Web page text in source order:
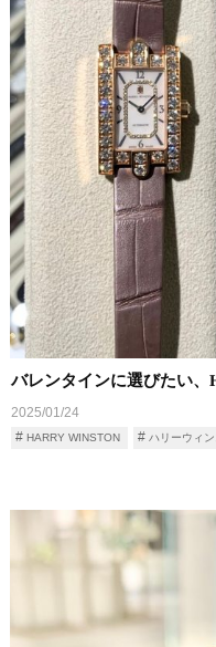
バレンタインに選びたい
2025/01/24
HARRY WINSTON ハリーウィ